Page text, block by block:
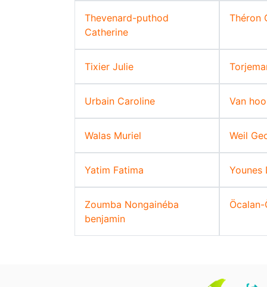
Thevenard-puthod
Catherine
Théron
Tixier Julie
Urbain Caroline Van
Walas Muriel Weil
Yatim Fatima Younes
Zoumba Nongainéba
benjamin